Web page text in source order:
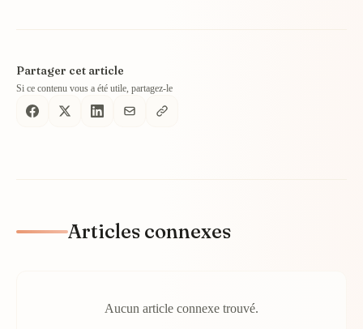
Partager cet article
Si ce contenu vous a été utile, partagez-le
Articles connexes
Aucun article connexe trouvé.